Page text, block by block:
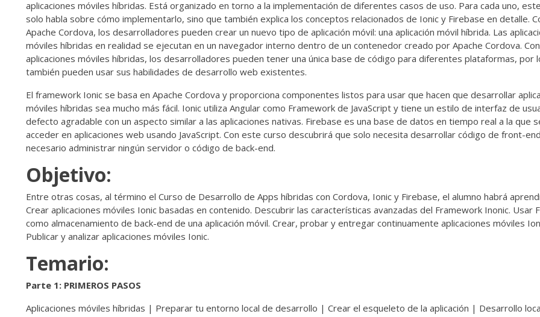
aplicaciones móviles híbridas. Está organizado en torno a la implementación de diferentes casos de uso. Para cada uno,
solo habla sobre cómo implementarlo, sino que también explica los conceptos relacionados de Ionic y Firebase en detalle.
Apache Cordova, los desarrolladores pueden crear un nuevo tipo de aplicación móvil: una aplicación móvil híbrida. Las
móviles híbridas en realidad se ejecutan en un navegador interno dentro de un contenedor creado por Apache Cordova.
aplicaciones móviles híbridas, los desarrolladores pueden tener una única base de código para diferentes plataformas, por
también pueden usar sus habilidades de desarrollo web existentes.
El framework Ionic se basa en Apache Cordova y proporciona componentes listos para usar que hacen que desarrollar
móviles híbridas sea mucho más fácil. Ionic utiliza Angular como Framework de JavaScript y tiene un estilo de interfaz de
defecto agradable con un aspecto similar a las aplicaciones nativas. Firebase es una base de datos en tiempo real a la que
acceder en aplicaciones web usando JavaScript. Con este curso descubrirá que solo necesita desarrollar código de front-
necesario administrar ningún servidor o código de back-end.
Objetivo:
Entre otras cosas, al término el Curso de Desarrollo de Apps híbridas con Cordova, Ionic y Firebase, el alumno habrá
Crear aplicaciones móviles Ionic basadas en contenido. Descubrir las características avanzadas del Framework Inonic. Usar
como almacenamiento de back-end de una aplicación móvil. Crear, probar y entregar continuamente aplicaciones móviles
Publicar y analizar aplicaciones móviles Ionic.
Temario:
Parte 1: PRIMEROS PASOS
Aplicaciones móviles híbridas | Preparar tu entorno local de desarrollo | Crear el esqueleto de la aplicación | Desarrollo